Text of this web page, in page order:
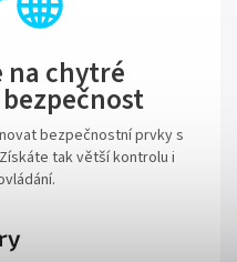
na chytré
bezpečnostní prvky s
tak větší kontrolu i